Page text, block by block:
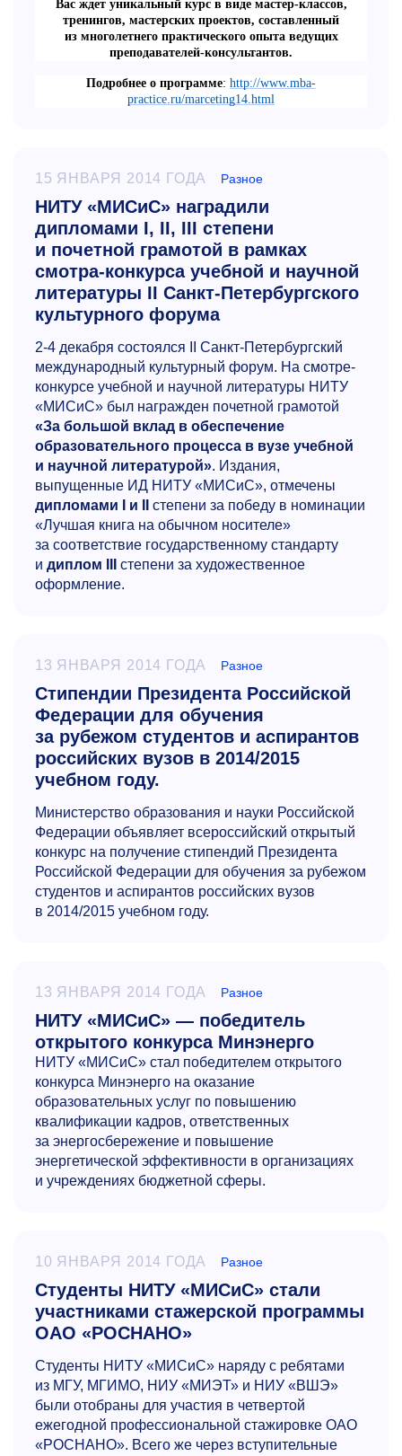
Вас ждет уникальный курс в виде мастер-классов,
тренингов, мастерских проектов, составленный
из многолетнего практического опыта ведущих
преподавателей-консультантов.
Подробнее о программе: http://www.mba-
practice.ru/marceting14.html
15 ЯНВАРЯ 2014 ГОДА Разное
НИТУ «МИСиС» наградили
дипломами I, II, III степени
и почетной грамотой в рамках
смотра-конкурса учебной и научной
литературы II Санкт-Петербургского
культурного форума
2-4 декабря состоялся II Санкт-Петербургский
международный культурный форум. На смотре-
конкурсе учебной и научной литературы НИТУ
«МИСиС» был награжден почетной грамотой
«За большой вклад в обеспечение
образовательного процесса в вузе учебной
и научной литературой». Издания,
выпущенные ИД НИТУ «МИСиС», отмечены
дипломами I и II степени за победу в номинации
«Лучшая книга на обычном носителе»
за соответствие государственному стандарту
и диплом III
степени за художественное
оформление.
13 ЯНВАРЯ 2014 ГОДА Разное
Стипендии Президента Российской
Федерации для обучения
за рубежом студентов и аспирантов
российских вузов в 2014/2015
учебном году.
Министерство образования и науки Российской
Федерации объявляет всероссийский открытый
конкурс на получение стипендий Президента
Российской Федерации для обучения за рубежом
студентов и аспирантов российских вузов
в 2014/2015 учебном году.
13 ЯНВАРЯ 2014 ГОДА Разное
НИТУ «МИСиС» — победитель
открытого конкурса Минэнерго
НИТУ «МИСиС» стал победителем открытого
конкурса Минэнерго на оказание
образовательных услуг по повышению
квалификации кадров, ответственных
за энергосбережение и повышение
энергетической эффективности в организациях
и учреждениях бюджетной сферы.
10 ЯНВАРЯ 2014 ГОДА Разное
Студенты НИТУ «МИСиС» стали
участниками стажерской программы
ОАО «РОСНАНО»
Студенты НИТУ «МИСиС» наряду с ребятами
из МГУ, МГИМО, НИУ «МИЭТ» и НИУ «ВШЭ»
были отобраны для участия в четвертой
ежегодной профессиональной стажировке ОАО
«РОСНАНО». Всего же через вступительные